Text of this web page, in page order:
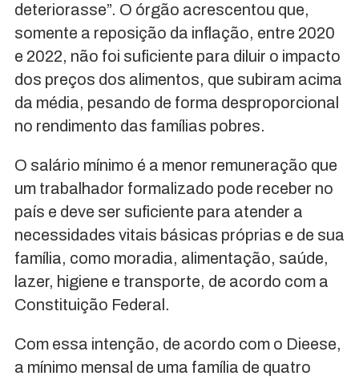
deteriorasse”. O órgão acrescentou que,
somente a reposição da inflação, entre 2020
e 2022, não foi suficiente para diluir o impacto
dos preços dos alimentos, que subiram acima
da média, pesando de forma desproporcional
no rendimento das famílias pobres.
O salário mínimo é a menor remuneração que
um trabalhador formalizado pode receber no
país e deve ser suficiente para atender a
necessidades vitais básicas próprias e de sua
família, como moradia, alimentação, saúde,
lazer, higiene e transporte, de acordo com a
Constituição Federal.
Com essa intenção, de acordo com o Dieese,
a mínimo mensal de uma família de quatro